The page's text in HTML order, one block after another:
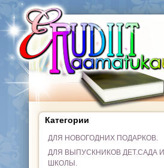
Категории
ДЛЯ НОВОГОДНИХ ПОДАРКОВ.
ДЛЯ ВЫПУСКНИКОВ ДЕТ.САДА И
ШКОЛЫ.